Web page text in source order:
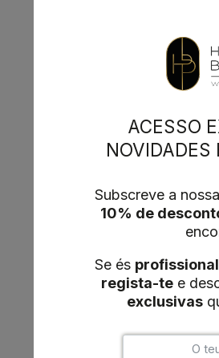
ACESSO
NOVIDADES
Subscreve a
10% de
Se és
regista-te e
exclusivas